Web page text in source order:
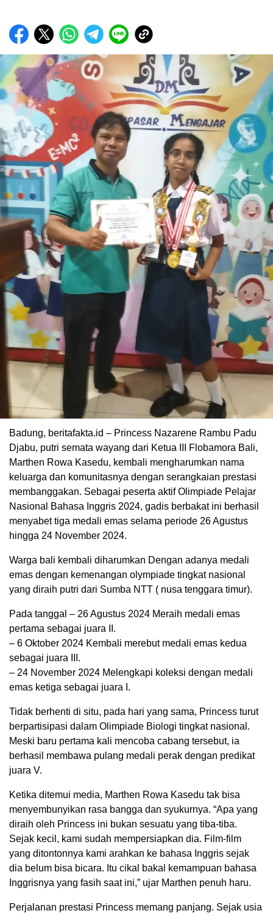
Badung, beritafakta.id – Princess Nazarene Rambu Padu
Djabu, putri semata wayang dari Ketua III Flobamora Bali,
Marthen Rowa Kasedu, kembali mengharumkan nama
keluarga dan komunitasnya dengan serangkaian prestasi
membanggakan. Sebagai peserta aktif Olimpiade Pelajar
Nasional Bahasa Inggris 2024, gadis berbakat ini berhasil
menyabet tiga medali emas selama periode 26 Agustus
hingga 24 November 2024.
Warga bali kembali diharumkan Dengan adanya medali
emas dengan kemenangan olympiade tingkat nasional
yang diraih putri dari Sumba NTT ( nusa tenggara timur).
Pada tanggal – 26 Agustus 2024 Meraih medali emas
pertama sebagai juara II.
– 6 Oktober 2024 Kembali merebut medali emas kedua
sebagai juara III.
– 24 November 2024 Melengkapi koleksi dengan medali
emas ketiga sebagai juara I.
Tidak berhenti di situ, pada hari yang sama, Princess turut
berpartisipasi dalam Olimpiade Biologi tingkat nasional.
Meski baru pertama kali mencoba cabang tersebut, ia
berhasil membawa pulang medali perak dengan predikat
juara V.
Ketika ditemui media, Marthen Rowa Kasedu tak bisa
menyembunyikan rasa bangga dan syukurnya. “Apa yang
diraih oleh Princess ini bukan sesuatu yang tiba-tiba.
Sejak kecil, kami sudah mempersiapkan dia. Film-film
yang ditontonnya kami arahkan ke bahasa Inggris sejak
dia belum bisa bicara. Itu cikal bakal kemampuan bahasa
Inggrisnya yang fasih saat ini,” ujar Marthen penuh haru.
Perjalanan prestasi Princess memang panjang. Sejak usia